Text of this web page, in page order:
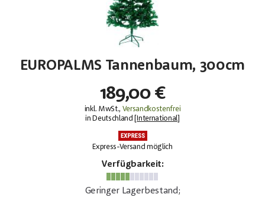
EUROPALMS Tannenbaum, 300cm
189,00 €
inkl. MwSt., Versandkostenfrei
in Deutschland [
International
Express-Versand möglich
Verfügbarkeit:
Geringer Lagerbestand;